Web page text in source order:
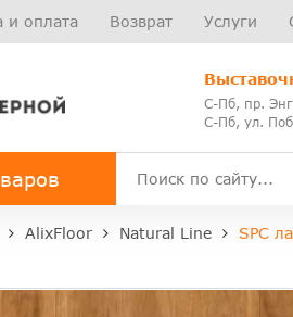
и оплата Возврат Услуги
С-Пб, пр.
С-Пб, ул.
AlixFloor Natural Line SPC